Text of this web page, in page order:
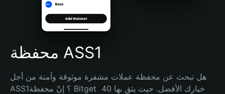
Português (Brasil)
Español (Argentina)
محفظة ASS1
هل تبحث عن محفظة عملات مشفرة موثوقة وآمنة من أجل
ASS1؟ إنّ محفظة Bitget خيارك الأفضل. حيث يثق بها 40